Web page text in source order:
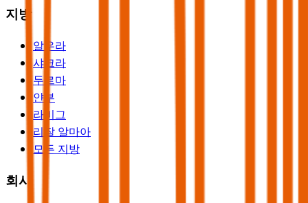
지방
알우라
샤크라
두르마
얀부
라비그
리잘 알마아
모든 지방
회사